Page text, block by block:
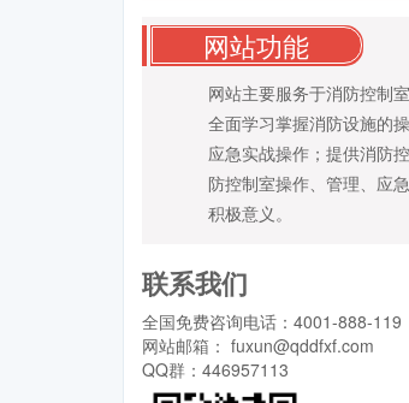
网站功能
网站主要服务于消防控制
全面学习掌握消防设施的
应急实战操作；提供消防
防控制室操作、管理、应
积极意义。
联系我们
全国免费咨询电话：4001-888-119
网站邮箱： fuxun@qddfxf.com
QQ群：446957113